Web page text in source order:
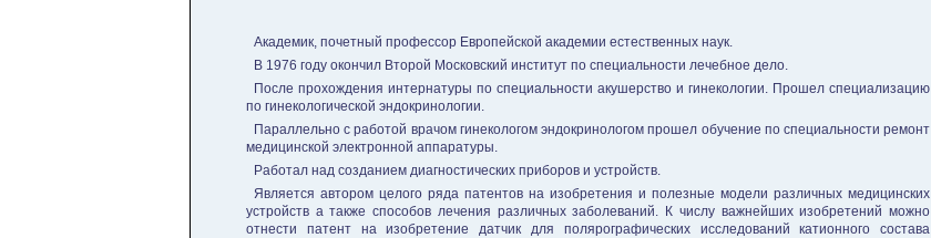
Академик, почетный профессор Европейской академии естественных наук.
В 1976 году окончил Второй Московский институт по специальности лечебное дело.
После прохождения интернатуры по специальности акушерство и гинекологии. Прошел специализацию
по гинекологической эндокринологии.
Параллельно с работой врачом гинекологом эндокринологом прошел обучение по специальности ремонт
медицинской электронной аппаратуры.
Работал над созданием диагностических приборов и устройств.
Является автором целого ряда патентов на изобретения и полезные модели различных медицинских
устройств а также способов лечения различных заболеваний. К числу важнейших изобретений можно
отнести патент на изобретение датчик для полярографических исследований катионного состава